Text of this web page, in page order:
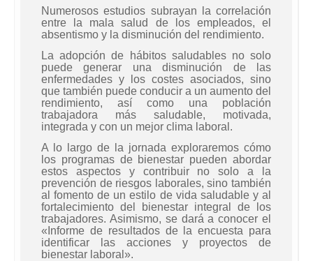
Numerosos estudios subrayan la correlación
entre la mala salud de los empleados, el
absentismo y la disminución del rendimiento.
La adopción de hábitos saludables no solo
puede generar una disminución de las
enfermedades y los costes asociados, sino
que también puede conducir a un aumento del
rendimiento, así como una población
trabajadora más saludable, motivada,
integrada y con un mejor clima laboral.
A lo largo de la jornada exploraremos cómo
los programas de bienestar pueden abordar
estos aspectos y contribuir no solo a la
prevención de riesgos laborales, sino también
al fomento de un estilo de vida saludable y al
fortalecimiento del bienestar integral de los
trabajadores. Asimismo, se dará a conocer el
«Informe de resultados de la encuesta para
identificar las acciones y proyectos de
bienestar laboral».